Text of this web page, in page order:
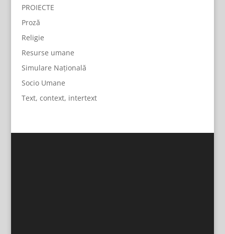
PROIECTE
Proză
Religie
Resurse umane
Simulare Națională
Socio Umane
Text, context, intertext